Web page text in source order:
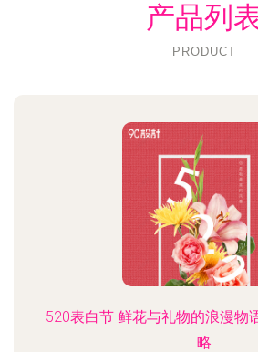
产品列
PRODUCT
520表白节 鲜花与礼物的浪漫物
略